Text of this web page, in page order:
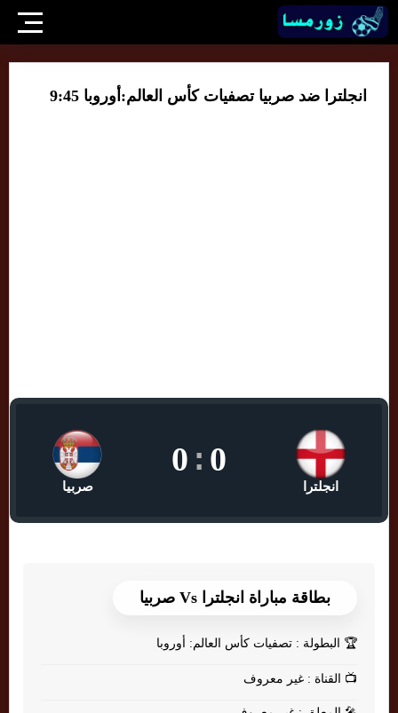
انجلترا ضد صربيا تصفيات كأس العالم:أوروبا 9:45
انجلترا
0
:
0
صربيا
بطاقة مباراة انجلترا Vs صربيا
🏆 البطولة : تصفيات كأس العالم: أوروبا
📺 القناة : غير معروف